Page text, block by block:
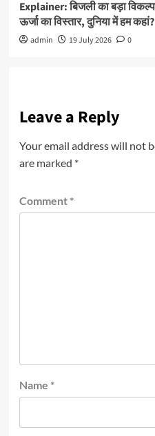
Explainer: बिजली का बड़ा
ऊर्जा का विस्तार, दुनिया में हम कहां?
admin 19 July 2026 0
Leave a Reply
Your email address will not
are marked *
Comment *
Name *